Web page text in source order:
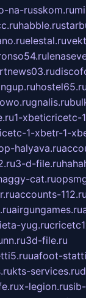
na-russkom.ru
habble.ru
elestal.ru
hostel65.ru
gnalis.ru
1-xbeticricetc-
1-xbetr-1-
halyava.ru
3-d-file.ru
cat.ru
accounts-112.ru
airgungames.ru
yug.ru
3d-file.ru
uafoot-
kts-services.ru
x-legion.ru